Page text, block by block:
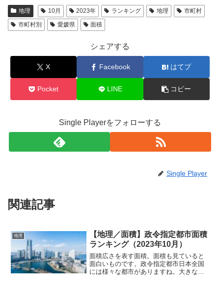
地理 10月 2023年 ランキング 地理
市町村
市町村別
愛媛県 面積
シェアする
X Facebook はてブ
Pocket LINE コピー
Single Playerをフォローする
Single Player
関連記事
地理
【地理／面積】政令指定都市面積
ランキング（2023年10月）
面積広さを表す面積。面積も見ていると
面白いものです。政令指定都市日本全国
には様々な都市がありますね。大きな都